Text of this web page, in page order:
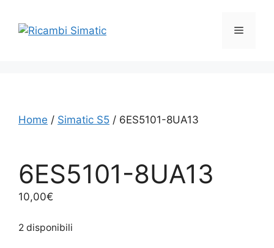
contenuto
Menu
Home / Simatic S5 / 6ES5101-8UA13
6ES5101-8UA13
10,00€
2 disponibili